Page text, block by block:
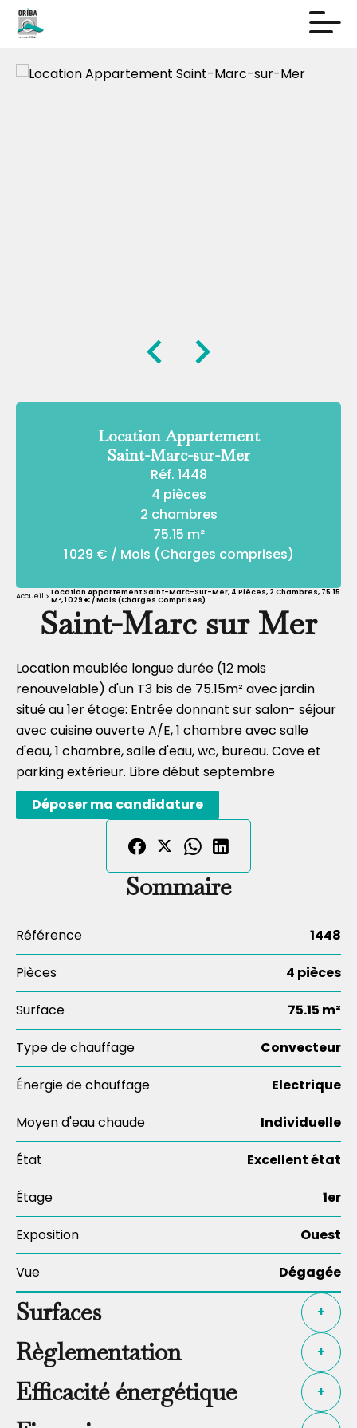
Location Appartement
Saint-Marc-sur-Mer
Réf. 1448
4 pièces
2 chambres
75.15 m²
1 029 € / Mois (Charges comprises)
Accueil
Location Appartement Saint-Marc-Sur-Mer, 4 Pièces, 2 Chambres, 75.15
M², 1 029 € / Mois (Charges Comprises)
Saint-Marc sur Mer
Location meublée longue durée (12 mois
renouvelable) d'un T3 bis de 75.15m² avec jardin
situé au 1er étage: Entrée donnant sur salon- séjour
avec cuisine ouverte A/E, 1 chambre avec salle
d'eau, 1 chambre, salle d'eau, wc, bureau. Cave et
parking extérieur. Libre début septembre
Déposer ma candidature
Sommaire
Référence 1448
Pièces 4 pièces
Surface 75.15 m²
Type de chauffage Convecteur
Énergie de chauffage Electrique
Moyen d'eau chaude Individuelle
État Excellent état
Étage 1er
Exposition Ouest
Vue Dégagée
Surfaces +
Règlementation +
Efficacité énergétique +